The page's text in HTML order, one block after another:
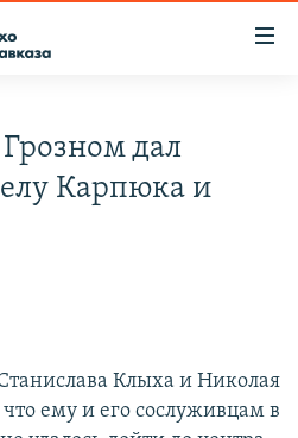
дал
Карпюка и
Клыха и Николая
ему и его сослуживцам в